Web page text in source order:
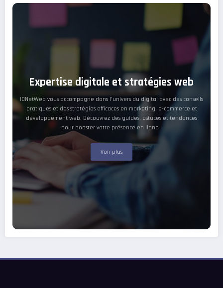
Expertise digitale et stratégies web
IDNetWeb vous accompagne dans l’univers du digital avec des conseils
pratiques et des stratégies efficaces en marketing, e-commerce et
développement web. Découvrez des guides, astuces et tendances
pour booster votre présence en ligne !
Voir plus